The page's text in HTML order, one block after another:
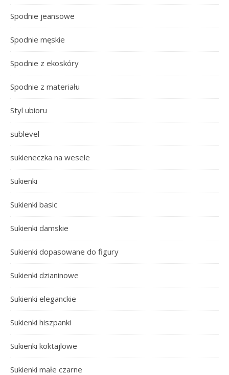
Spodnie jeansowe
Spodnie męskie
Spodnie z ekoskóry
Spodnie z materiału
Styl ubioru
sublevel
sukieneczka na wesele
Sukienki
Sukienki basic
Sukienki damskie
Sukienki dopasowane do figury
Sukienki dzianinowe
Sukienki eleganckie
Sukienki hiszpanki
Sukienki koktajlowe
Sukienki małe czarne